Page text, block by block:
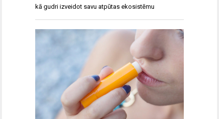
kā gudri izveidot savu atpūtas ekosistēmu